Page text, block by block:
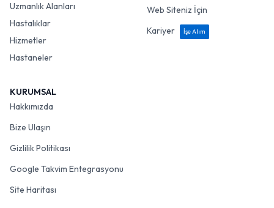
Uzmanlık Alanları
Hastalıklar
Hizmetler
Hastaneler
Web Siteniz İçin
Kariyer
İşe Alım
KURUMSAL
Hakkımızda
Bize Ulaşın
Gizlilik Politikası
Google Takvim Entegrasyonu
Site Haritası